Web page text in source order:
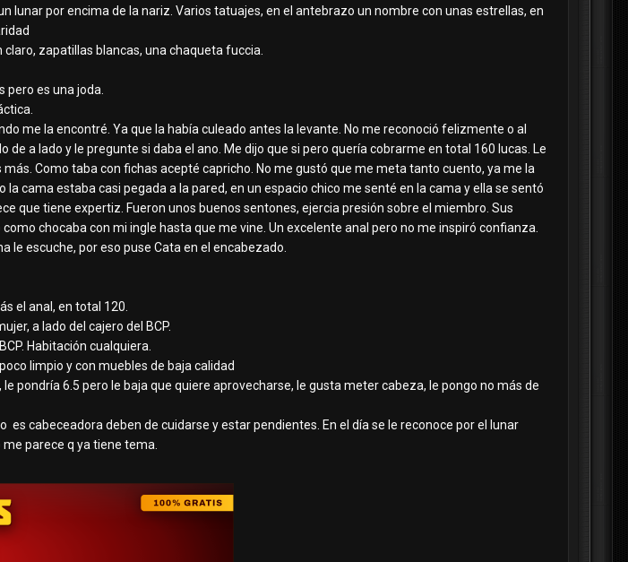
lunar por encima de la nariz. Varios tatuajes, en el antebrazo un nombre con unas estrellas, en
zapatillas blancas, una chaqueta fuccia.
pero es una joda.
me la encontré. Ya que la había culeado antes la levante. No me reconoció felizmente o al
a lado y le pregunte si daba el ano. Me dijo que si pero quería cobrarme en total 160 lucas. Le
Como taba con fichas acepté capricho. No me gustó que me meta tanto cuento, ya me la
cama estaba casi pegada a la pared, en un espacio chico me senté en la cama y ella se sentó
que tiene expertiz. Fueron unos buenos sentones, ejercia presión sobre el miembro. Sus
chocaba con mi ingle hasta que me vine. Un excelente anal pero no me inspiró confianza.
le escuche, por eso puse Cata en el encabezado.
el anal, en total 120.
a lado del cajero del BCP.
Habitación cualquiera.
limpio y con muebles de baja calidad
pondría 6.5 pero le baja que quiere aprovecharse, le gusta meter cabeza, le pongo no más de
cabeceadora deben de cuidarse y estar pendientes. En el día se le reconoce por el lunar
parece q ya tiene tema.